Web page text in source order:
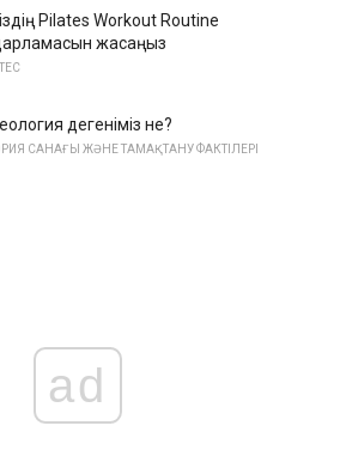
Pilates Workout Routine
жасаңыз
дегеніміз не?
САНАҒЫ ЖӘНЕ ТАМАҚТАНУ ФАКТІЛЕРІ
ad